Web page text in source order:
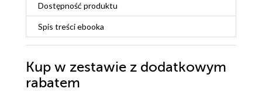
Dostępność produktu
Spis treściebooka
Kup w zestawie z dodatkowym
rabatem